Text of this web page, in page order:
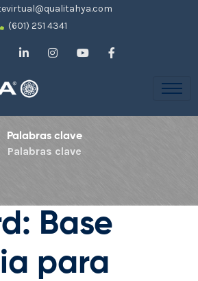
(601) 251 4341
Palabras clave
Palabras clave
Base
para